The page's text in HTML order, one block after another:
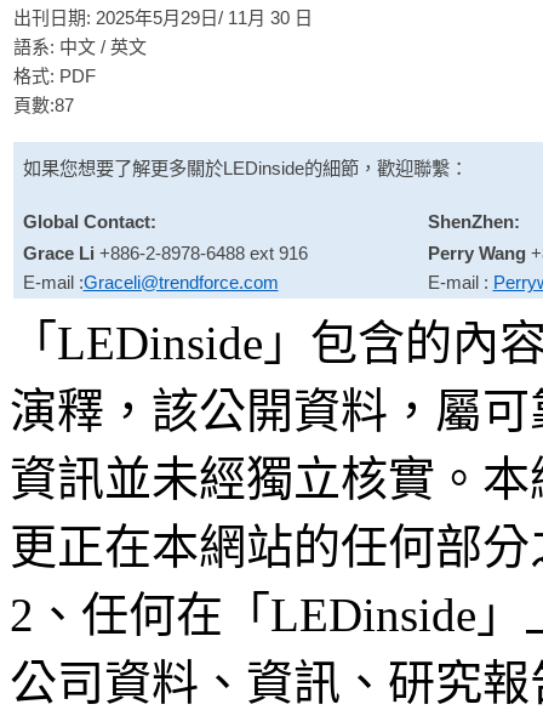
出刊日期: 2025年5月29日/ 11月 30 日
語系: 中文 / 英文
格式: PDF
頁數:87
如果您想要了解更多關於LEDinside的細節，歡迎聯繫：
Global Contact:
ShenZhen:
Grace Li +886-2-8978-6488 ext 916
E-mail :Graceli@trendforce.com
Perry Wang
E-mail :
「LEDinside」包含的內
演釋，該公開資料，屬
資訊並未經獨立核實。
更正在本網站的任何部
2、任何在「LEDinside
公司資料、資訊、研究